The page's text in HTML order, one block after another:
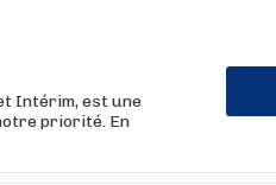
Intérim, est une
priorité. En